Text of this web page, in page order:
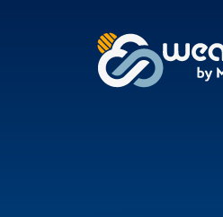
5-